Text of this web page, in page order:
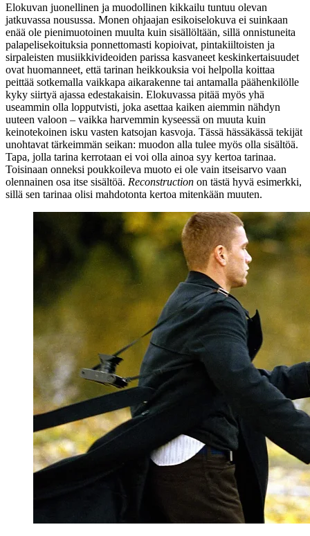
Elokuvan juonellinen ja muodollinen kikkailu tuntuu olevan
jatkuvassa nousussa. Monen ohjaajan esikoiselokuva ei suinkaan
enää ole pienimuotoinen muulta kuin sisällöltään, sillä onnistuneita
palapelisekoituksia ponnettomasti kopioivat, pintakiiltoisten ja
sirpaleisten musiikkivideoiden parissa kasvaneet keskinkertaisuudet
ovat huomanneet, että tarinan heikkouksia voi helpolla koittaa
peittää sotkemalla vaikkapa aikarakenne tai antamalla päähenkilölle
kyky siirtyä ajassa edestakaisin. Elokuvassa pitää myös yhä
useammin olla lopputvisti, joka asettaa kaiken aiemmin nähdyn
uuteen valoon – vaikka harvemmin kyseessä on muuta kuin
keinotekoinen isku vasten katsojan kasvoja. Tässä hässäkässä tekijät
unohtavat tärkeimmän seikan: muodon alla tulee myös olla sisältöä.
Tapa, jolla tarina kerrotaan ei voi olla ainoa syy kertoa tarinaa.
Toisinaan onneksi poukkoileva muoto ei ole vain itseisarvo vaan
olennainen osa itse sisältöä. Reconstruction on tästä hyvä esimerkki,
sillä sen tarinaa olisi mahdotonta kertoa mitenkään muuten.